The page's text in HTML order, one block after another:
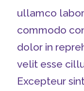
ullamco
commodo
dolor in
velit esse
Excepteur